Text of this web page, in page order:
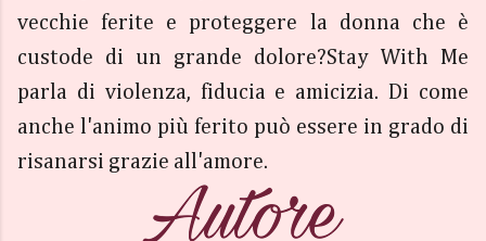
vecchie ferite e proteggere la donna che è
custode di un grande dolore?Stay With Me
parla di violenza, fiducia e amicizia. Di come
anche l'animo più ferito può essere in grado di
risanarsi grazie all'amore.